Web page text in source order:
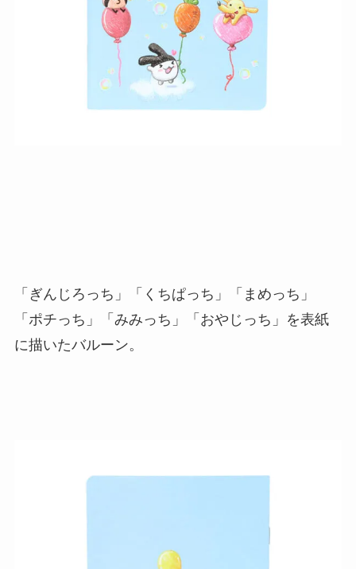
「ぎんじろっち」「くちぱっち」「まめっち」
「ポチっち」「みみっち」「おやじっち」を表紙
に描いたバルーン。